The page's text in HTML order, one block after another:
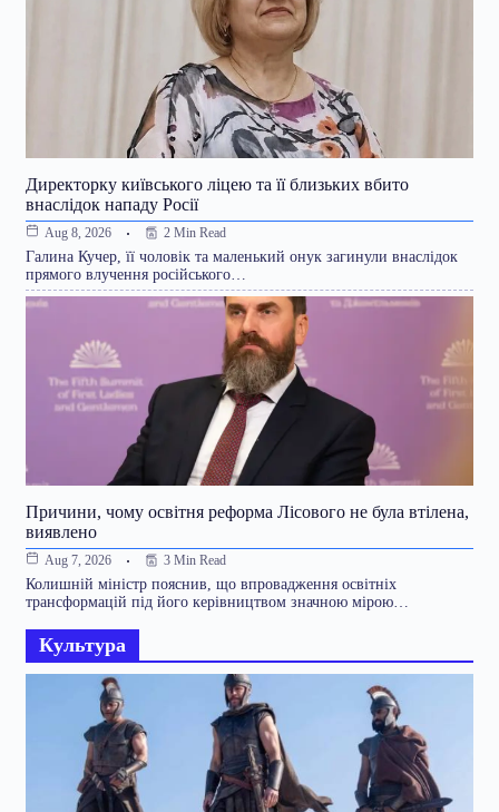
Директорку київського ліцею та її близьких вбито
внаслідок нападу Росії
Aug 8, 2026 2 Min Read
Галина Кучер, її чоловік та маленький онук загинули внаслідок
прямого влучення російського…
Причини, чому освітня реформа Лісового не була втілена,
виявлено
Aug 7, 2026 3 Min Read
Колишній міністр пояснив, що впровадження освітніх
трансформацій під його керівництвом значною мірою…
Культура